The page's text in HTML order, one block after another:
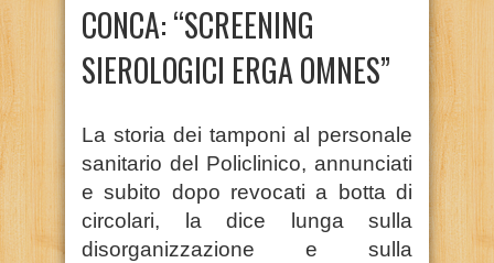
CONCA: “SCREENING
SIEROLOGICI ERGA OMNES”
La storia dei tamponi al personale
sanitario del Policlinico, annunciati
e subito dopo revocati a botta di
circolari, la dice lunga sulla
disorganizzazione e sulla